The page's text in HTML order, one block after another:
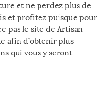
et ne perdez plus de
et profitez puisque pour
pas le site de Artisan
afin d’obtenir plus
qui vous y seront